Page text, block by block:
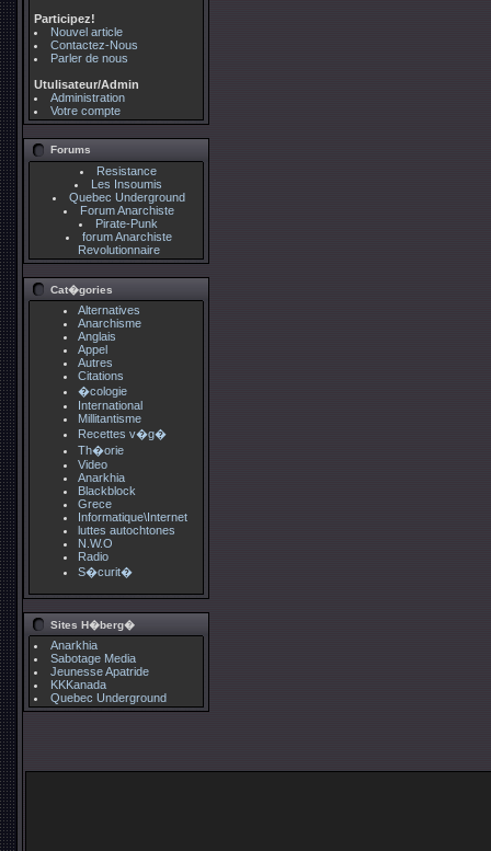
Participez!
Nouvel article
Contactez-Nous
Parler de nous
Utulisateur/Admin
Administration
Votre compte
Forums
Resistance
Les Insoumis
Quebec Underground
Forum Anarchiste
Pirate-Punk
forum Anarchiste
Revolutionnaire
Cat�gories
Alternatives
Anarchisme
Anglais
Appel
Autres
Citations
�cologie
International
Millitantisme
Recettes v�g�
Th�orie
Video
Anarkhia
Blackblock
Grece
Informatique\Internet
luttes autochtones
N.W.O
Radio
S�curit�
Sites H�berg�
Anarkhia
Sabotage Media
Jeunesse Apatride
KKKanada
Quebec Underground